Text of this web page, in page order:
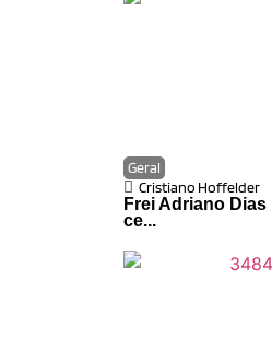
Geral
Cristiano Hoffelder
Frei Adriano
ce...